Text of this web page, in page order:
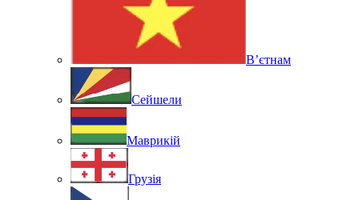
В’єтнам
Сейшели
Маврикій
Грузія